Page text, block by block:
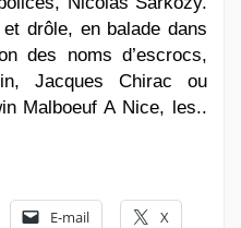
drôle, en balade dans
des noms d’escrocs,
Jacques Chirac ou
Malboeuf A Nice, les..
E-mail X